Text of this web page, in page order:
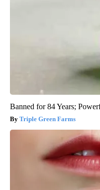
Banned for 84 Years;
Triple Green Farms